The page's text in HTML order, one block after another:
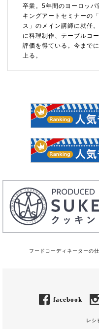
卒業。5年間のヨーロッ
キングアートセミナーの
ス」のメイン講師に就任
に料理制作、テーブルコ
評価を得ている。今まで
上る。
フードコーディネーターの
facebook
レシ